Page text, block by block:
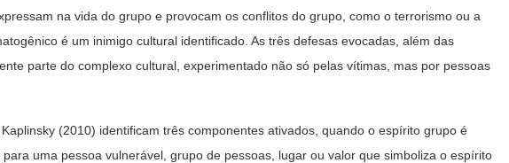
na vida do grupo e provocam os conflitos do grupo, como o terrorismo ou a
é um inimigo cultural identificado. As três defesas evocadas, além das
parte do complexo cultural, experimentado não só pelas vítimas, mas por pessoas
(2010) identificam três componentes ativados, quando o espírito grupo é
uma pessoa vulnerável, grupo de pessoas, lugar ou valor que simboliza o espírito